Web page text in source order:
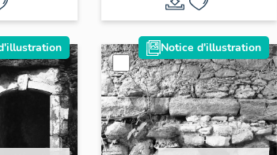
Notice d'illustration